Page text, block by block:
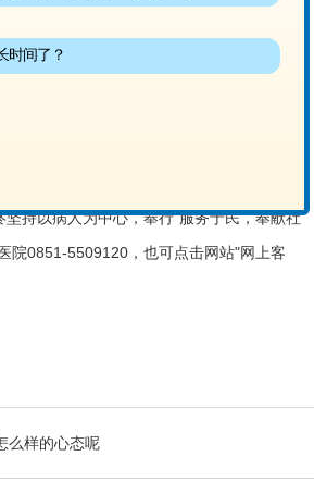
受限表现为功勋受损。有些老年人患病
物力、财力受到消耗，从而觉得一辈子的
持以病人为中心，奉行"服务于民，奉献社
院0851-5509120，也可点击网站"网上客
么样的心态呢
时间了？